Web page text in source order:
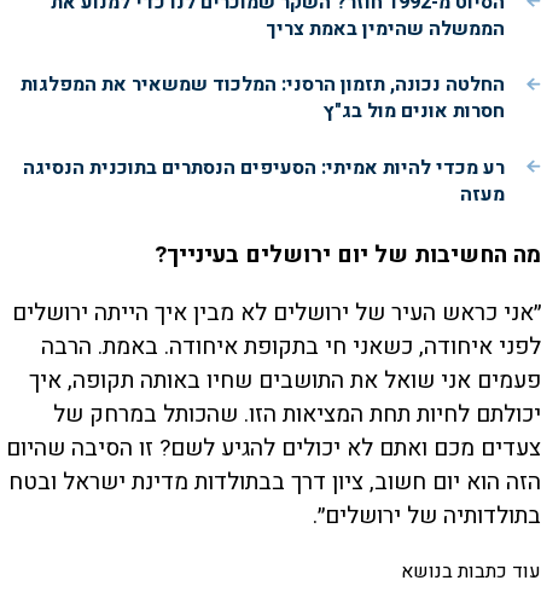
הממשלה שהימין באמת צריך
החלטה נכונה, תזמון הרסני: המלכוד שמשאיר את המפלגות
חסרות אונים מול בג"ץ
רע מכדי להיות אמיתי: הסעיפים הנסתרים בתוכנית הנסיגה
מעזה
מה החשיבות של יום ירושלים בעינייך?
״אני כראש העיר של ירושלים לא מבין איך הייתה ירושלים
לפני איחודה, כשאני חי בתקופת איחודה. באמת. הרבה
פעמים אני שואל את התושבים שחיו באותה תקופה, איך
יכולתם לחיות תחת המציאות הזו. שהכותל במרחק של
צעדים מכם ואתם לא יכולים להגיע לשם? זו הסיבה שהיום
הזה הוא יום חשוב, ציון דרך בבתולדות מדינת ישראל ובטח
בתולדותיה של ירושלים״.
עוד כתבות בנושא